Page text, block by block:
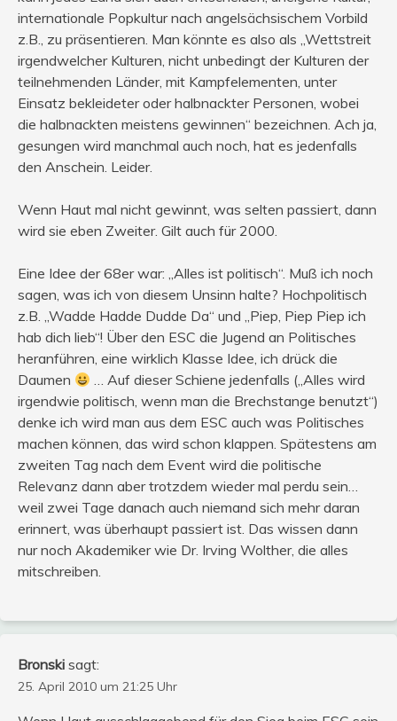
internationale Popkultur nach angelsächsischem Vorbild
z.B., zu präsentieren. Man könnte es also als „Wettstreit
irgendwelcher Kulturen, nicht unbedingt der Kulturen der
teilnehmenden Länder, mit Kampfelementen, unter
Einsatz bekleideter oder halbnackter Personen, wobei
die halbnackten meistens gewinnen“ bezeichnen. Ach ja,
gesungen wird manchmal auch noch, hat es jedenfalls
den Anschein. Leider.
Wenn Haut mal nicht gewinnt, was selten passiert, dann
wird sie eben Zweiter. Gilt auch für 2000.
Eine Idee der 68er war: „Alles ist politisch“. Muß ich noch
sagen, was ich von diesem Unsinn halte? Hochpolitisch
z.B. „Wadde Hadde Dudde Da“ und „Piep, Piep Piep ich
hab dich lieb“! Über den ESC die Jugend an Politisches
heranführen, eine wirklich Klasse Idee, ich drück die
Daumen
… Auf dieser Schiene jedenfalls („Alles wird
irgendwie politisch, wenn man die Brechstange benutzt“)
denke ich wird man aus dem ESC auch was Politisches
machen können, das wird schon klappen. Spätestens am
zweiten Tag nach dem Event wird die politische
Relevanz dann aber trotzdem wieder mal perdu sein…
weil zwei Tage danach auch niemand sich mehr daran
erinnert, was überhaupt passiert ist. Das wissen dann
nur noch Akademiker wie Dr. Irving Wolther, die alles
mitschreiben.
Bronski sagt:
25. April 2010 um 21:25 Uhr